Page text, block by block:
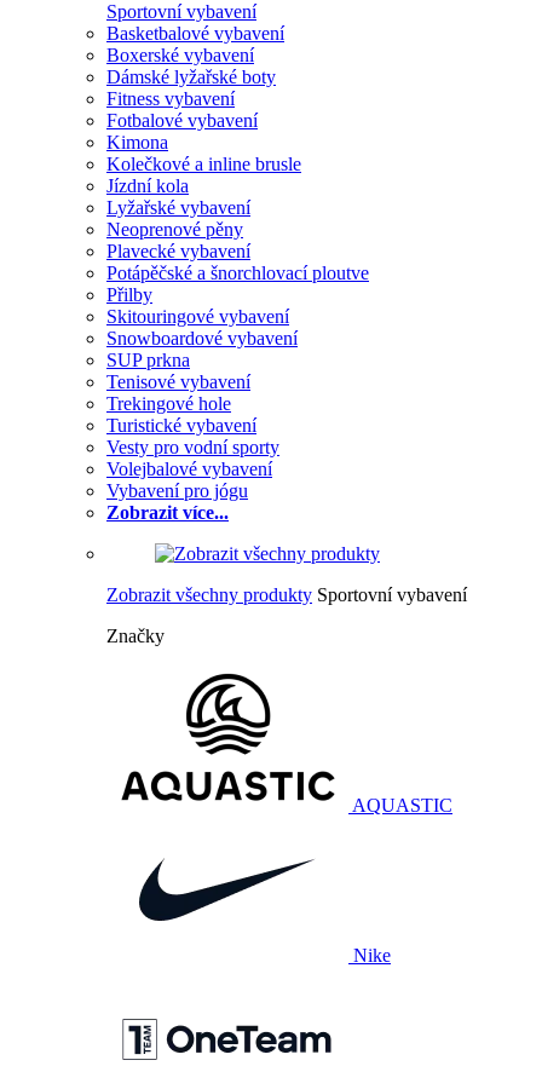
Sportovní vybavení
Basketbalové vybavení
Boxerské vybavení
Dámské lyžařské boty
Fitness vybavení
Fotbalové vybavení
Kimona
Kolečkové a inline brusle
Jízdní kola
Lyžařské vybavení
Neoprenové pěny
Plavecké vybavení
Potápěčské a šnorchlovací ploutve
Přilby
Skitouringové vybavení
Snowboardové vybavení
SUP prkna
Tenisové vybavení
Trekingové hole
Turistické vybavení
Vesty pro vodní sporty
Volejbalové vybavení
Vybavení pro jógu
Zobrazit více...
Zobrazit všechny produkty Sportovní vybavení
Značky
AQUASTIC
Nike